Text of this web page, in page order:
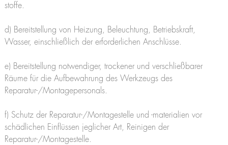
stoffe.
d) Bereitstellung von Heizung, Beleuchtung, Betriebskraft,
Wasser, einschließlich der erforderlichen Anschlüsse.
e) Bereitstellung notwendiger, trockener und verschließbarer
Räume für die Aufbewahrung des Werkzeugs des
Reparatur-/Montagepersonals.
f) Schutz der Reparatur-/Montagestelle und -materialien vor
schädlichen Einflüssen jeglicher Art, Reinigen der
Reparatur-/Montagestelle.